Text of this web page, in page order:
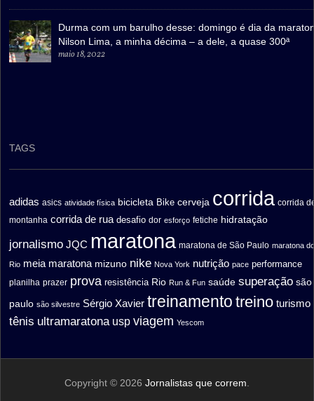
Durma com um barulho desse: domingo é dia da
Nilson Lima, a minha décima – a dele, a quase 300ª
maio 18, 2022
TAGS
adidas asics atividade física bicicleta Bike cerveja corrida corrida
montanha corrida de rua desafio dor esforço fetiche hidratação
jornalismo JQC maratona maratona de São Paulo maratona
Rio meia maratona mizuno nike Nova York nutrição pace performance
planilha prazer prova resistência Rio Run & Fun saúde superação são
paulo são silvestre Sérgio Xavier treinamento treino turismo
tênis ultramaratona usp viagem Yescom
Copyright © 2026 Jornalistas que correm